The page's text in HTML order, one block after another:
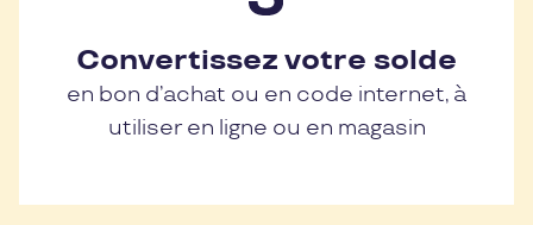
Convertissez votre solde
en bon d’achat ou en code internet, à
utiliser en ligne ou en magasin